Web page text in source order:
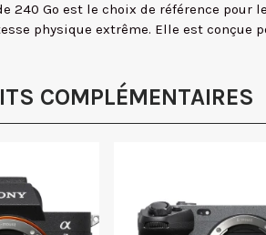
de 240 Go est le choix de référence
physique extrême. Elle est
COMPLÉMENTAIRES